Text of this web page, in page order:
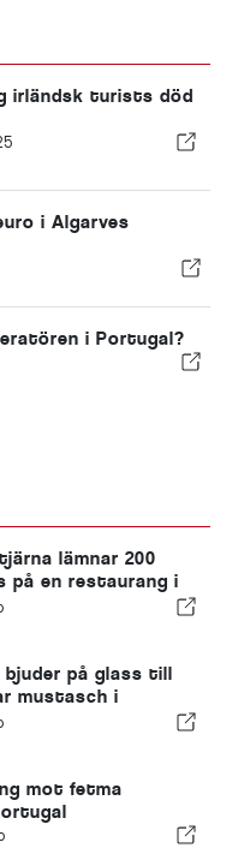
irländsk turists död
i Algarves
i Portugal?
lämnar 200
på en restaurang i
bjuder på glass till
mustasch i
mot fetma